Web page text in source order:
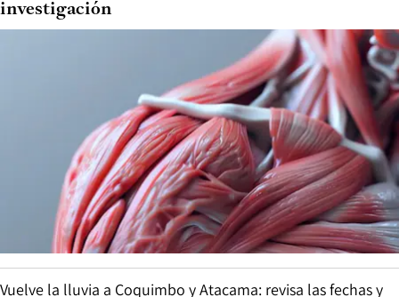
investigación
Vuelve la lluvia a Coquimbo y Atacama: revisa las fechas y